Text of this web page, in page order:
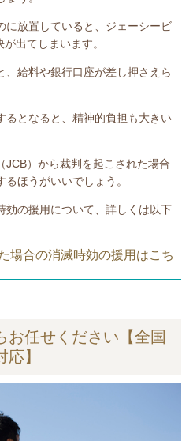
放置していると、 ジェーシービ
出てしまいます。
、給料や銀行口座が差し押さえら
るとなると、精神的負担も大きい
） から裁判を起こされた場合
ほうがいいでしょう。
効の援用について、詳しくは以下
場合の消滅時効の援用はこち
お任せください【全国
応】